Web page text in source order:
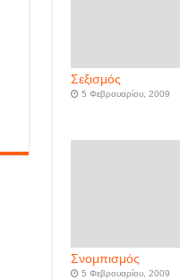
Σεξισμός
5 Φεβρουαρίου, 2009
Σνομπισμός
5 Φεβρουαρίου, 2009